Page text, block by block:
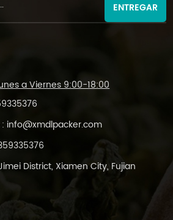
ENTREGAR
a Viernes 9:00-18:00
info@xmdlpacker.com
District, Xiamen City, Fujian